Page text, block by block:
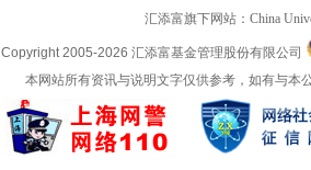
汇添富旗下网站：China
Copyright 2005-2026 汇添富基金管理股份有限公司
本网站所有资讯与说明文字仅供参考，如有与本